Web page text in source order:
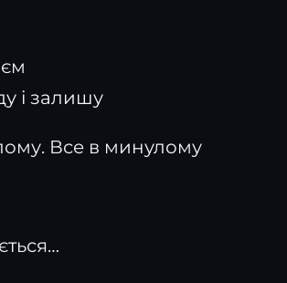
і залишу
Все в минулому